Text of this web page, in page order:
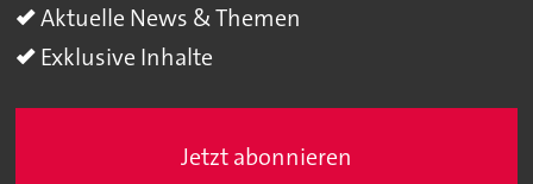
Aktuelle News & Themen
Exklusive Inhalte
Jetzt abonnieren